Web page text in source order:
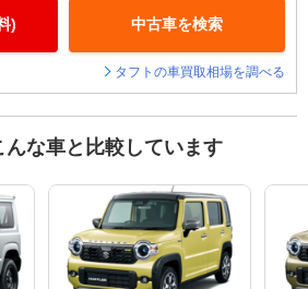
) 中古車を検索
タフトの車買取相場を調べる
んな車と比較しています